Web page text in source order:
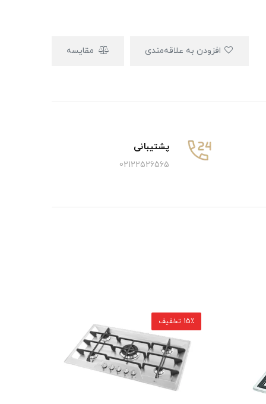
مقایسه
پشتیبانی
02122526565
15٪ تخفیف